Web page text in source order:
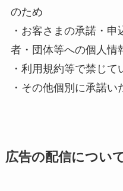
のため
・お客さまの承諾・
者・団体等への個人情
・利用規約等で禁じ
・その他個別に承諾い
広告の配信につい